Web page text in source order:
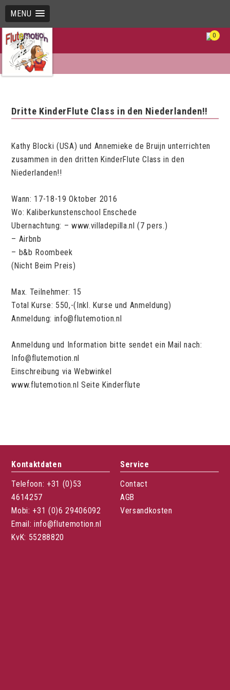
MENU
0
Dritte KinderFlute Class in den Niederlanden!!
Kathy Blocki (USA) und Annemieke de Bruijn unterrichten
zusammen in den dritten KinderFlute Class in den
Niederlanden!!
Wann: 17-18-19 Oktober 2016
Wo: Kaliberkunstenschool Enschede
Ubernachtung: – www.villadepilla.nl (7 pers.)
– Airbnb
– b&b Roombeek
(Nicht Beim Preis)
Max. Teilnehmer: 15
Total Kurse: 550,-(Inkl. Kurse und Anmeldung)
Anmeldung: info@flutemotion.nl
Anmeldung und Information bitte sendet ein Mail nach:
Info@flutemotion.nl
Einschreibung via Webwinkel
www.flutemotion.nl Seite Kinderflute
Kontaktdaten
Telefoon: +31 (0)53
4614257
Mobi: +31 (0)6 29406092
Email: info@flutemotion.nl
KvK: 55288820
Service
Contact
AGB
Versandkosten